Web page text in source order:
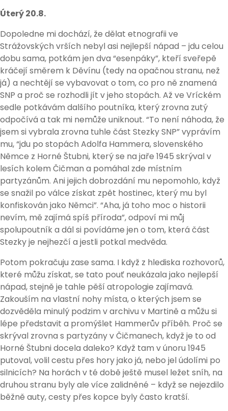
Úterý 20.8.
Dopoledne mi dochází, že dělat etnografii ve
Strážovských vrších nebyl asi nejlepší nápad – jdu celou
dobu sama, potkám jen dva “esenpáky”, kteří sveřepě
kráčejí směrem k Děvínu (tedy na opačnou stranu, než
já) a nechtějí se vybavovat o tom, co pro ně znamená
SNP a proč se rozhodli jít v jeho stopách. Až ve Vríckém
sedle potkávám dalšího poutníka, který zrovna zutý
odpočívá a tak mi nemůže uniknout. “To není náhoda, že
jsem si vybrala zrovna tuhle část Stezky SNP” vyprávím
mu, “jdu po stopách Adolfa Hammera, slovenského
Němce z Horné Štubni, který se na jaře 1945 skrýval v
lesích kolem Čičman a pomáhal zde místním
partyzánům. Ani jejich dobrozdání mu nepomohlo, když
se snažil po válce získat zpět hostinec, který mu byl
konfiskován jako Němci”. “Aha, já toho moc o historii
nevím, mě zajímá spíš příroda”, odpoví mi můj
spolupoutník a dál si povídáme jen o tom, která část
Stezky je nejhezčí a jestli potkal medvěda.
Potom pokračuju zase sama. I když z hlediska rozhovorů,
které můžu získat, se tato pouť neukázala jako nejlepší
nápad, stejně je tahle pěší atropologie zajímavá.
Zakouším na vlastní nohy místa, o kterých jsem se
dozvěděla minulý podzim v archivu v Martině a můžu si
lépe představit a promýšlet Hammerův příběh. Proč se
skrýval zrovna s partyzány v Čičmanech, když je to od
Horné Štubni docela daleko? Když tam v únoru 1945
putoval, volil cestu přes hory jako já, nebo jel údolími po
silnicích? Na horách v té době ještě musel ležet sníh, na
druhou stranu byly ale více zalidněné – když se nejezdilo
běžně auty, cesty přes kopce byly často kratší.